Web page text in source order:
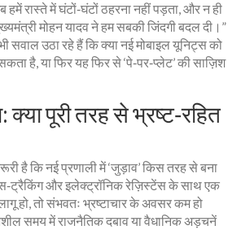
रास्‍ते में घंटों‑घंटों ठहरना नहीं पड़ता, और न ही
मोहन यादव ने हम सबकी जिंदगी बदल दी।”
सवाल उठा रहे हैं कि क्या नई मोबाइल यूनिट्स को
है, या फिर यह फिर से ‘पे‑पर‑प्लेट’ की साज़िश
क्या पूरी तरह से भ्रष्ट‑रहित
है कि नई प्रणाली में ‘जुड़ाव’ किस तरह से बना
और इलेक्ट्रॉनिक रेज़िस्टेंस के साथ एक
लागू हो, तो संभवतः भ्रष्टाचार के अवसर कम हो
समय में राजनैतिक दबाव या वैधानिक अड़चनें